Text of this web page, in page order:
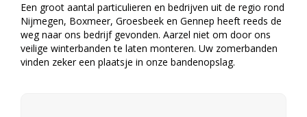
Een groot aantal particulieren en bedrijven uit de regio rond
Nijmegen, Boxmeer, Groesbeek en Gennep heeft reeds de
weg naar ons bedrijf gevonden. Aarzel niet om door ons
veilige winterbanden te laten monteren. Uw zomerbanden
vinden zeker een plaatsje in onze bandenopslag.